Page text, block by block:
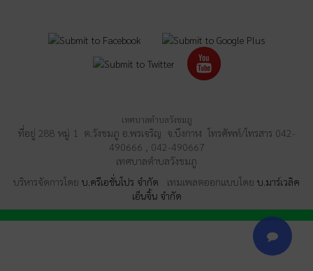
เทศบาลตำบลวังชมภู
ที่อยู่ 288 หมู่ 1 ต.วังชมภู อ.พรเจริญ จ.บึงกาฬ โทรศัพท์/โทรสาร 042-
490666 , 042-490667
เทศบาลตำบลวังชมภู
บริหารจัดการโดย บ.ครีเอชั่นโปร จำกัด เทมเพลตออกแบบโดย บ.มาร์เวลิค
เอ็นจิ้น จำกัด